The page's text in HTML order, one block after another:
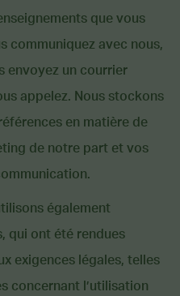
que vous
communiquez avec nous,
envoyez un courrier
appelez. Nous stockons
en matière de
de notre part et vos
également
qui ont été rendues
exigences légales, telles
concernant l’utilisation